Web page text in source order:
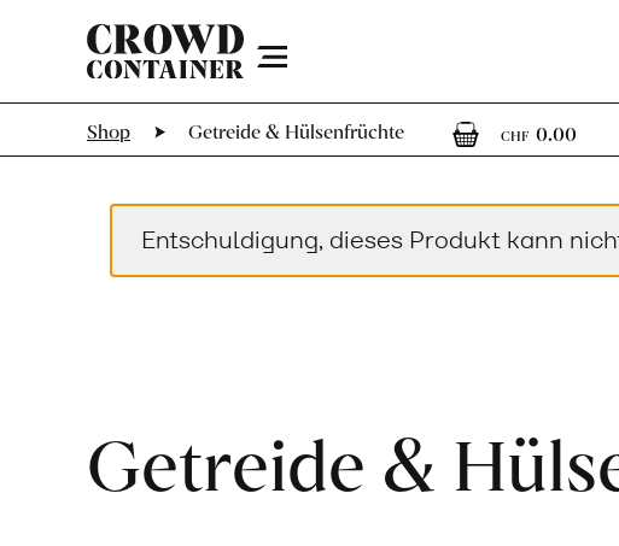
Menu
Shop Getreide & Hülsenfrüchte
CHF 0.000
Entschuldigung, dieses Produkt kann
Getreide &